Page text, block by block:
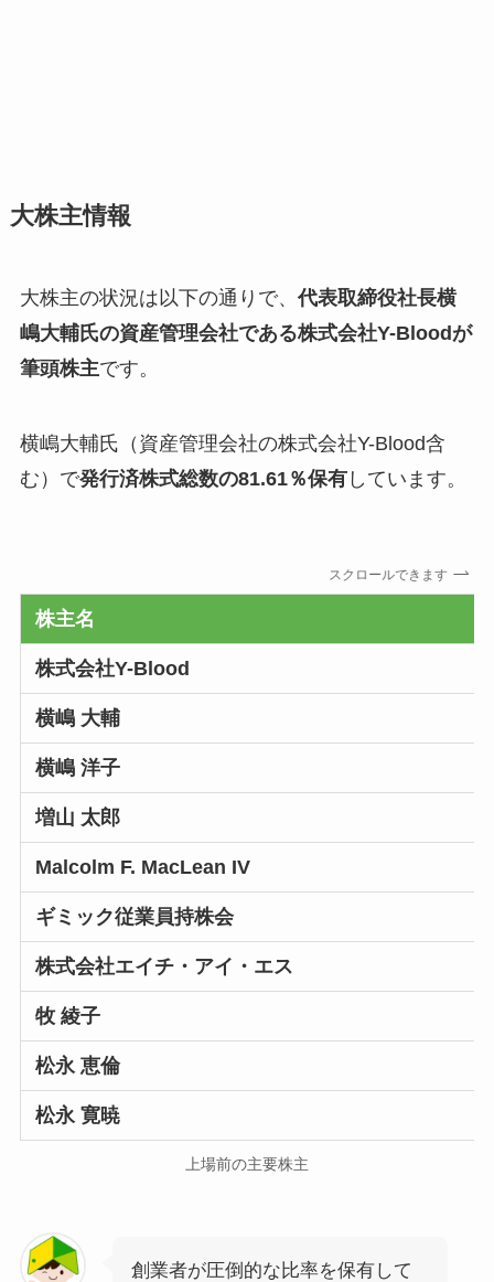
大株主情報
大株主の状況は以下の通りで、 代表取締役社長横
嶋大輔氏の資産管理会社である株式会社Y-Bloodが
筆頭株主です。
横嶋大輔氏（資産管理会社の株式会社Y-Blood含
む）で発行済株式総数の81.61％保有しています。
スクロールできます
株主名
株式会社Y-Blood
横嶋 大輔
横嶋 洋子
増山 太郎
Malcolm F. MacLean IV
ギミック従業員持株会
株式会社エイチ・アイ・エス
牧 綾子
松永 恵倫
松永 寛暁
上場前の主要株主
創業者が圧倒的な比率を保有して